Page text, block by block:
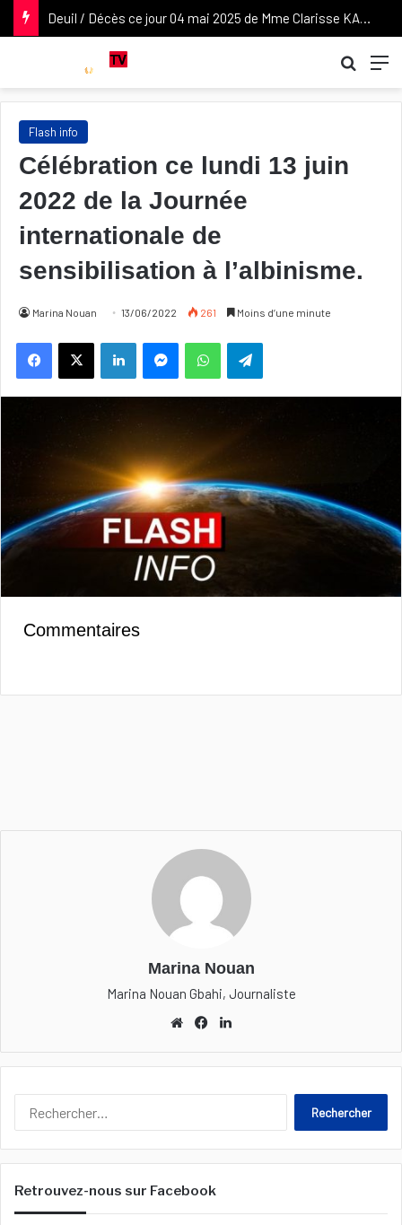
Deuil / Décès ce jour 04 mai 2025 de Mme Clarisse KABLAN DUNCAN, épouse de l’ancien Vice-président de la République Daniel KABLAN DUNCAN. Nos condoléances attristées à son époux et à sa famille.
Flash info
Célébration ce lundi 13 juin
2022 de la Journée
internationale de
sensibilisation à l’albinisme.
Marina Nouan 13/06/2022 261 Moins d’une minute
Linkedin WhatsApp
Commentaires
Marina Nouan
Marina Nouan Gbahi, Journaliste
We
te
Fa
ook in
c
Retrouvez-nous sur Facebook